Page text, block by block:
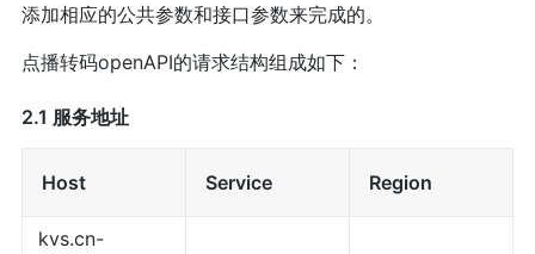
添加相应的公共参数和接口参数来完成的。
点播转码openAPI的请求结构组成如下：
2.1 服务地址
Host Service Region
kvs.cn-